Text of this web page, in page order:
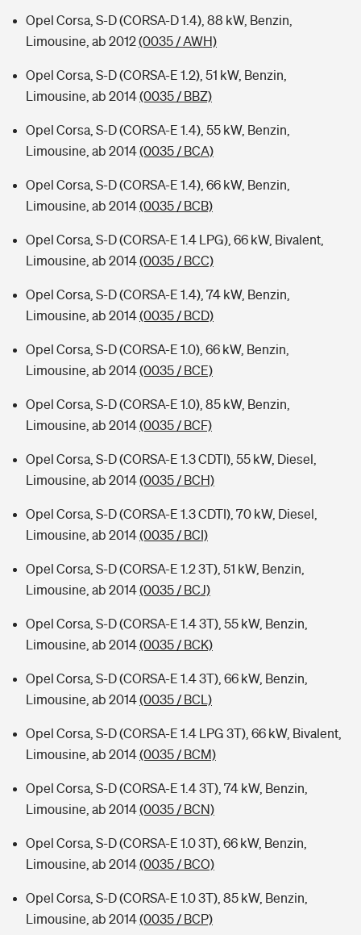
Opel Corsa, S-D (CORSA-D 1.4), 88 kW, Benzin,
Limousine, ab 2012(0035 / AWH)
Opel Corsa, S-D (CORSA-E 1.2), 51 kW, Benzin,
Limousine, ab 2014(0035 / BBZ)
Opel Corsa, S-D (CORSA-E 1.4), 55 kW, Benzin,
Limousine, ab 2014(0035 / BCA)
Opel Corsa, S-D (CORSA-E 1.4), 66 kW, Benzin,
Limousine, ab 2014(0035 / BCB)
Opel Corsa, S-D (CORSA-E 1.4 LPG), 66 kW, Bivalent,
Limousine, ab 2014(0035 / BCC)
Opel Corsa, S-D (CORSA-E 1.4), 74 kW, Benzin,
Limousine, ab 2014(0035 / BCD)
Opel Corsa, S-D (CORSA-E 1.0), 66 kW, Benzin,
Limousine, ab 2014(0035 / BCE)
Opel Corsa, S-D (CORSA-E 1.0), 85 kW, Benzin,
Limousine, ab 2014(0035 / BCF)
Opel Corsa, S-D (CORSA-E 1.3 CDTI), 55 kW, Diesel,
Limousine, ab 2014(0035 / BCH)
Opel Corsa, S-D (CORSA-E 1.3 CDTI), 70 kW, Diesel,
Limousine, ab 2014(0035 / BCI)
Opel Corsa, S-D (CORSA-E 1.2 3T), 51 kW, Benzin,
Limousine, ab 2014(0035 / BCJ)
Opel Corsa, S-D (CORSA-E 1.4 3T), 55 kW, Benzin,
Limousine, ab 2014(0035 / BCK)
Opel Corsa, S-D (CORSA-E 1.4 3T), 66 kW, Benzin,
Limousine, ab 2014(0035 / BCL)
Opel Corsa, S-D (CORSA-E 1.4 LPG 3T), 66 kW, Bivalent,
Limousine, ab 2014(0035 / BCM)
Opel Corsa, S-D (CORSA-E 1.4 3T), 74 kW, Benzin,
Limousine, ab 2014(0035 / BCN)
Opel Corsa, S-D (CORSA-E 1.0 3T), 66 kW, Benzin,
Limousine, ab 2014(0035 / BCO)
Opel Corsa, S-D (CORSA-E 1.0 3T), 85 kW, Benzin,
Limousine, ab 2014(0035 / BCP)